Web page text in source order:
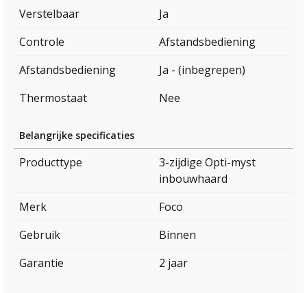
Verstelbaar
Ja
Controle
Afstandsbediening
Afstandsbediening
Ja - (inbegrepen)
Thermostaat
Nee
Belangrijke specificaties
Producttype
3-zijdige Opti-myst
inbouwhaard
Merk
Foco
Gebruik
Binnen
Garantie
2 jaar